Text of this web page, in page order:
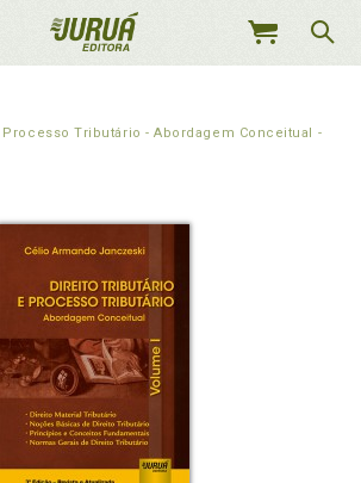
MEU
Tributário - Abordagem Conceitual -